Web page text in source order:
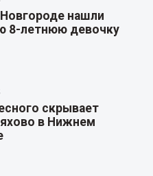
нашли
8-летнюю девочку
скрывает
в Нижнем